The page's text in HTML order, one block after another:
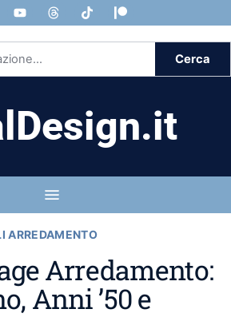
Cerca
ARREDAMENTO
Arredamento:
Anni ’50 e